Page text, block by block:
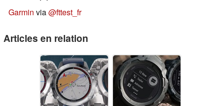
Garmin via@fttest_fr
Articles en relation